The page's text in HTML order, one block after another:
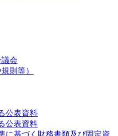
会
則等）
公表資料
公表資料
に基づく財務書類及び固定資